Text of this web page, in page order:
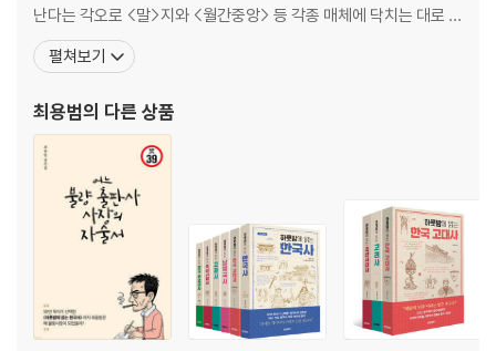
◆기원전 2333년~기원전 108년 : 고조선의 발전과 멸망
고조선에서도 김치를 먹었다 38
· 고조선과 위만 조선은 어떤 관계일까?
· 고조선의 범금 8조
2 고구려· 백제· 신라, 삼국 시대를 열다
◆기원전 37년 : 고구려 건국
물고기와 자라의 등을 밟고 도망친 주몽 48
· 고조선 이후 두 번째로 나타난 나라,...1 우리 역사의 시작
◆70만 년 전~1만 년 전 : 한반도와 석기 시대 문화
난다는 각오로 <말>지와 <월간중앙> 등 각종 매체에 닥치는 대로 글
을 썼고, 2001년 출간한 『하룻밤에 읽는 한국사』가 스테디셀러로 자
리 잡으며 역사작가의 길로 들어섰다. 본인이 기획하고 한상복이 집
매되어 출판기획자로서도 이름을
펼쳐보기
최용범의 다른 상품